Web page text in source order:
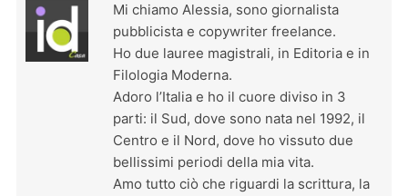
Mi chiamo Alessia, sono giornalista
pubblicista e copywriter freelance.
Ho due lauree magistrali, in Editoria e in
Filologia Moderna.
Adoro l’Italia e ho il cuore diviso in 3
parti: il Sud, dove sono nata nel 1992, il
Centro e il Nord, dove ho vissuto due
bellissimi periodi della mia vita.
Amo tutto ciò che riguardi la scrittura, la